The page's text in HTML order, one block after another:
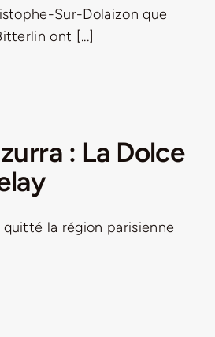
Sur-Dolaizon que
ont [...]
: La Dolce
quitté la région parisienne